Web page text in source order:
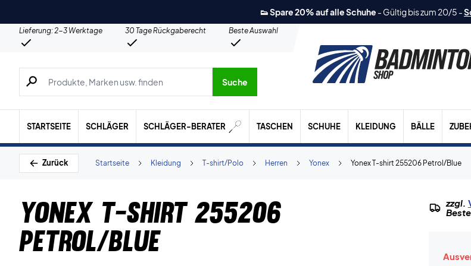
👟 Spare 20% auf alle Schuhe - Gültig bis zum 20/5 -
Lieferung: 2-3 Werktage 30 Tage Rückgaberecht
Beste Auswahl
Suche nach Produkten, Marken usw.
Suche
STARTSEITE SCHLÄGER SCHLÄGER-BERATER TASCHEN SCHUHE KLEIDUNG BÄLLE
Zurück Yonex T-shirt 255206 Petrol/Blue
Yonex
Herren
T-shirt/Polo
Kleidung
Startseite
Yonex T-shirt 255206
Petrol/Blue
zzgl.